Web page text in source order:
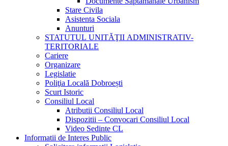
Stare Civila
Asistenta Sociala
Anunturi
STATUTUL UNITĂŢII ADMINISTRATIV-
TERITORIALE
Cariere
Organizare
Legislatie
Poliţia Locală Dobroești
Scurt Istoric
Consiliul Local
Atributii Consiliul Local
Dispozitii – Convocari Consiliul Local
Video Sedinte CL
Informatii de Interes Public